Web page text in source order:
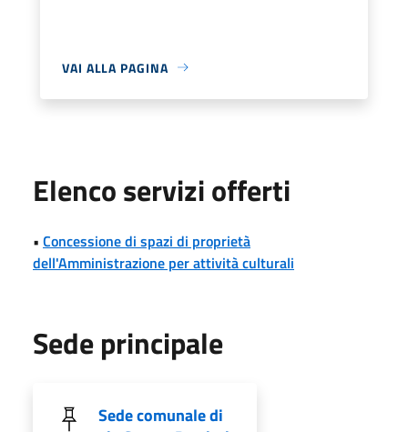
VAI ALLA PAGINA
Elenco servizi offerti
• Concessione di spazi di proprietà
dell'Amministrazione per attività culturali
Sede principale
Sede comunale di